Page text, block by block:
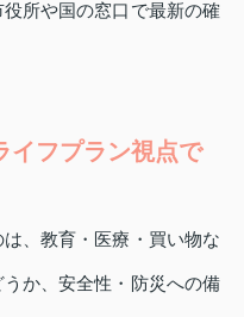
所や国の窓口で最新の確
イフプラン視点で
、教育・医療・買い物な
か、安全性・防災への備